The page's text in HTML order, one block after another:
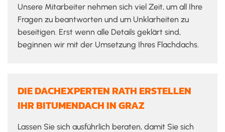
Unsere Mitarbeiter nehmen sich viel Zeit, um all Ihre
Fragen zu beantworten und um Unklarheiten zu
beseitigen. Erst wenn alle Details geklärt sind,
beginnen wir mit der Umsetzung Ihres Flachdachs.
DIE DACHEXPERTEN RATH ERSTELLEN
IHR BITUMENDACH IN GRAZ
Lassen Sie sich ausführlich beraten, damit Sie sich